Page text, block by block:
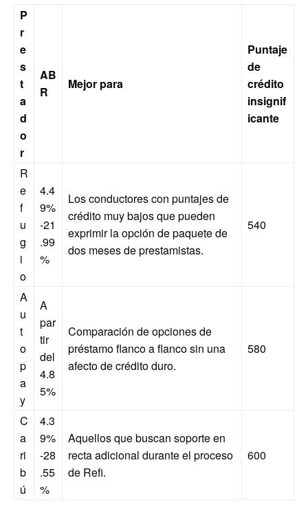
P
r
e
s
t
a
d
o
r
AB
R
Mejor para
Puntaje
de
crédito
insignif
icante
R
e
f
u
g
i
o
4.4
9%
-21
.99
%
Los conductores con puntajes de
crédito muy bajos que pueden
exprimir la opción de paquete de
dos meses de prestamistas.
540
A
u
t
o
p
a
y
A
par
tir
del
4.8
5%
Comparación de opciones de
préstamo flanco a flanco sin una
afecto de crédito duro.
580
C
a
ri
b
ú
4.3
9%
-28
.55
%
Aquellos que buscan soporte en
recta adicional durante el proceso
de Refi.
600